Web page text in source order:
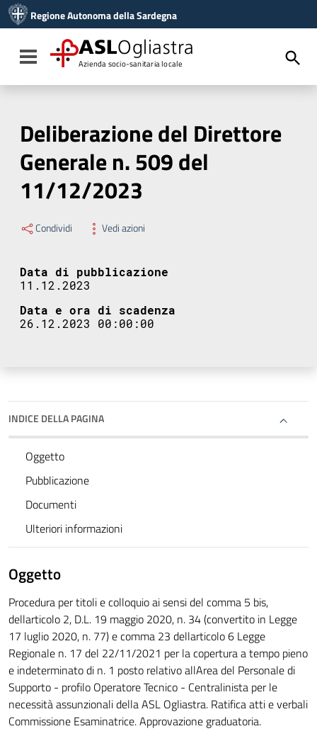
Vai al menu di navigazione
Vai al footer
Regione Autonoma della Sardegna
Toggle navigation
ASLOgliastra
Azienda socio-sanitaria locale
Deliberazione del Direttore
Generale n. 509 del
11/12/2023
Condividi Vedi azioni
Data di pubblicazione
11.12.2023
Data e ora di scadenza
26.12.2023 00:00:00
INDICE DELLA PAGINA
Oggetto
Pubblicazione
Documenti
Ulteriori informazioni
Oggetto
Procedura per titoli e colloquio ai sensi del comma 5 bis,
dellarticolo 2, D.L. 19 maggio 2020, n. 34 (convertito in Legge
17 luglio 2020, n. 77) e comma 23 dellarticolo 6 Legge
Regionale n. 17 del 22/11/2021 per la copertura a tempo pieno
e indeterminato di n. 1 posto relativo allArea del Personale di
Supporto - profilo Operatore Tecnico - Centralinista per le
necessità assunzionali della ASL Ogliastra. Ratifica atti e verbali
Commissione Esaminatrice. Approvazione graduatoria.